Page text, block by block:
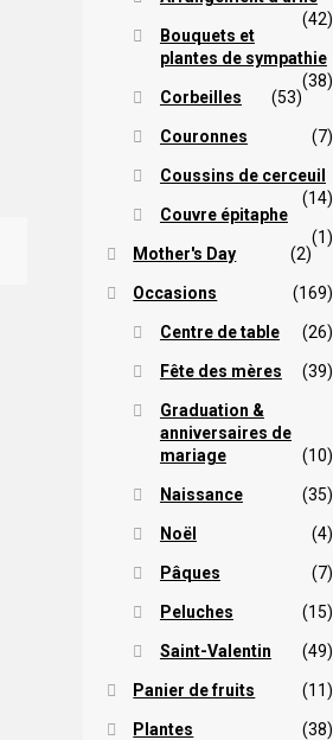
(42)
Bouquets et
plantes de sympathie
(38)
Corbeilles
(53)
Couronnes (7)
Coussins de cerceuil
(14)
Couvre épitaphe
(1)
Mother's Day
(2)
Occasions (169)
Centre de table (26)
Fête des mères (39)
Graduation &
anniversaires de
mariage
(10)
Naissance (35)
Noël (4)
Pâques (7)
Peluches (15)
Saint-Valentin (49)
Panier de fruits (11)
Plantes (38)